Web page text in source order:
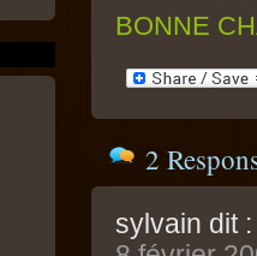
BONNE
2
sylvain dit :